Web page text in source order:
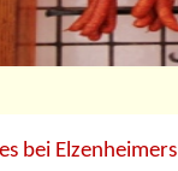
bei Elzenheimers